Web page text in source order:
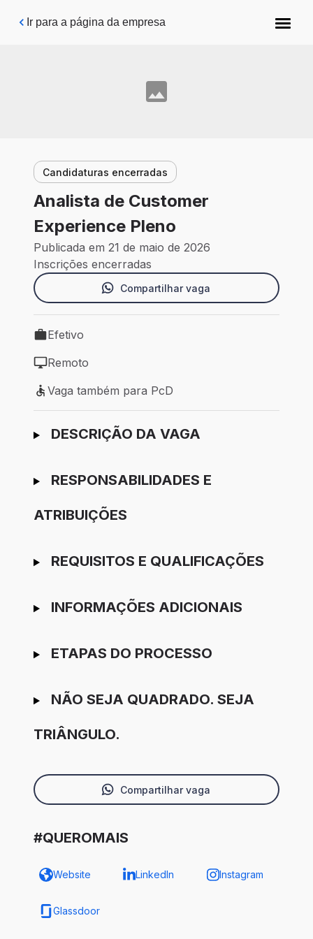
Pular para o conteúdo principal
Ir para a página da empresa
Candidaturas encerradas
Analista de Customer
Experience Pleno
Publicada em 21 de maio de 2026
Inscrições encerradas
Compartilhar vaga
Tipo de vaga: Efetivo
Efetivo
Modelo de trabalho: Remoto
Remoto
Vaga também para PcD
Vaga também para PcD
Ir para candidatura
DESCRIÇÃO DA VAGA
RESPONSABILIDADES E
ATRIBUIÇÕES
REQUISITOS E QUALIFICAÇÕES
INFORMAÇÕES ADICIONAIS
ETAPAS DO PROCESSO
NÃO SEJA QUADRADO. SEJA
TRIÂNGULO.
Compartilhar vaga
#QUEROMAIS
Website LinkedIn Instagram
Glassdoor